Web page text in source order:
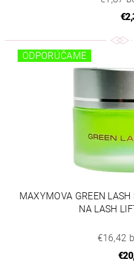
ODPORÚČAME
MAXYMOVA GREEN
NA LASH
€16,42